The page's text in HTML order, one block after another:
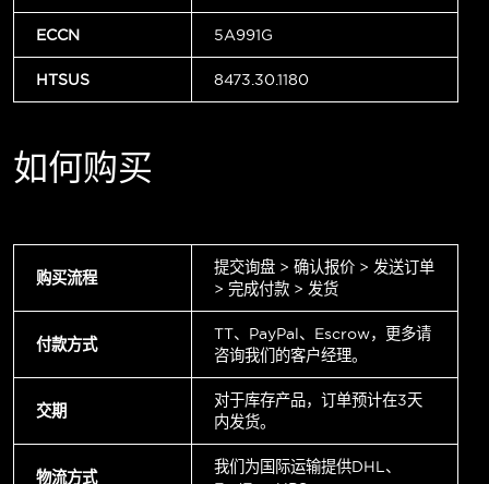
ECCN 5A991G
HTSUS 8473.30.1180
如何购买
购买流程
提交询盘 > 确认报价 > 发送订单
> 完成付款 > 发货
付款方式
TT、PayPal、Escrow，更多请
咨询我们的客户经理。
交期
对于库存产品，订单预计在3天
内发货。
物流方式
我们为国际运输提供DHL、